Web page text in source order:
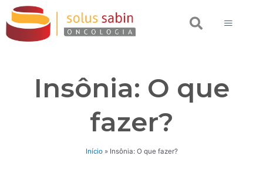
para
conteúdo
Search
Insônia: O que
fazer?
Início» Insônia: O que fazer?